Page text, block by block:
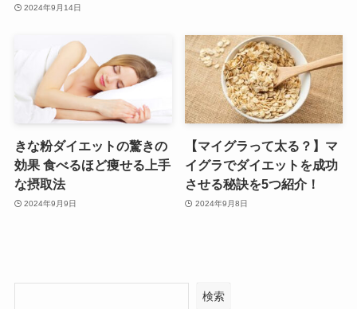
2024年9月14日
きな粉ダイエットの驚きの
効果 食べるほど痩せる上手
な摂取法
2024年9月9日
【マイグラって太る？】マ
イグラでダイエットを成功
させる秘訣を5つ紹介！
2024年9月8日
検索